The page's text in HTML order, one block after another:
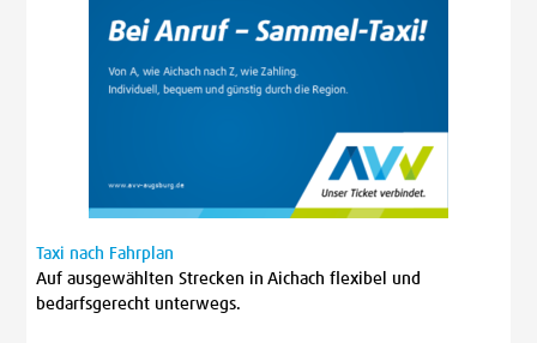
Taxi nach Fahrplan
Auf ausgewählten Strecken in Aichach flexibel und
bedarfsgerecht unterwegs.